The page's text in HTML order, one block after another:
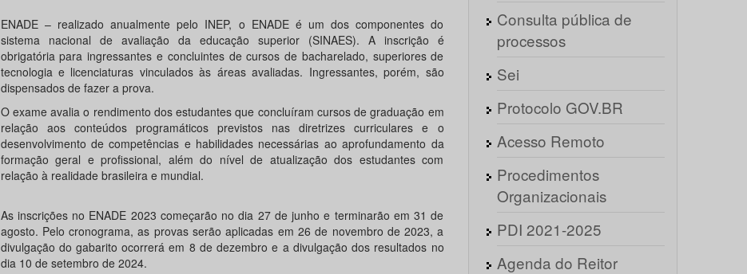
ENADE – realizado anualmente pelo INEP, o ENADE é um dos componentes do
sistema nacional de avaliação da educação superior (SINAES). A inscrição é
obrigatória para ingressantes e concluintes de cursos de bacharelado, superiores de
tecnologia e licenciaturas vinculados às áreas avaliadas. Ingressantes, porém, são
dispensados de fazer a prova.
O exame avalia o rendimento dos estudantes que concluíram cursos de graduação em
relação aos conteúdos programáticos previstos nas diretrizes curriculares e o
desenvolvimento de competências e habilidades necessárias ao aprofundamento da
formação geral e profissional, além do nível de atualização dos estudantes com
relação à realidade brasileira e mundial.
As inscrições no ENADE 2023 começarão no dia 27 de junho e terminarão em 31 de
agosto. Pelo cronograma, as provas serão aplicadas em 26 de novembro de 2023, a
divulgação do gabarito ocorrerá em 8 de dezembro e a divulgação dos resultados no
dia 10 de setembro de 2024.
Consulta pública de
processos
Sei
Protocolo GOV.BR
Acesso Remoto
Procedimentos
Organizacionais
PDI 2021-2025
Agenda do Reitor